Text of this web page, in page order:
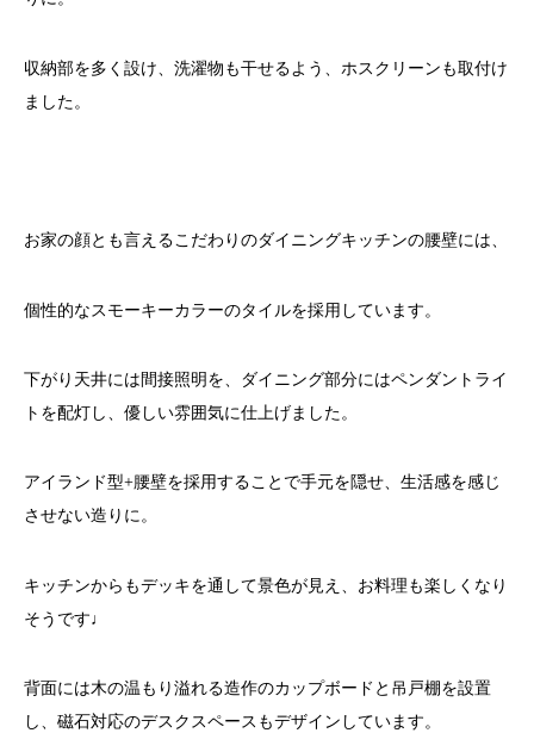
収納部を多く設け、洗濯物も干せるよう、ホスクリーンも取付け
ました。
お家の顔とも言えるこだわりのダイニングキッチンの腰壁には、
個性的なスモーキーカラーのタイルを採用しています。
下がり天井には間接照明を、ダイニング部分にはペンダントライ
トを配灯し、優しい雰囲気に仕上げました。
アイランド型+腰壁を採用することで手元を隠せ、生活感を感じ
させない造りに。
キッチンからもデッキを通して景色が見え、お料理も楽しくなり
そうです♩
背面には木の温もり溢れる造作のカップボードと吊戸棚を設置
し、磁石対応のデスクスペースもデザインしています。